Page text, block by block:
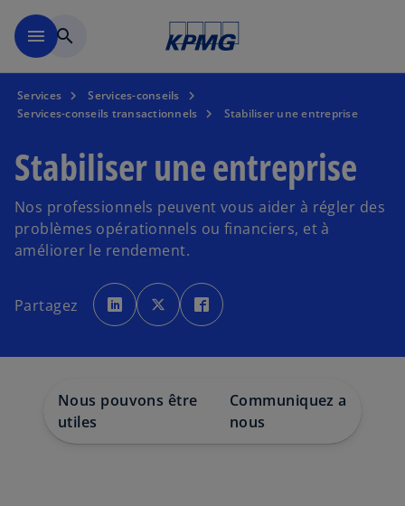
menu search
Services
Services-conseils
Services-conseils transactionnels
Stabiliser une entreprise
Stabiliser une entreprise
Nos professionnels peuvent vous aider à régler des
problèmes opérationnels ou financiers, et à
améliorer le rendement.
Partagez ’
o
u
s
u
u
’
o
u
s
u
u
’
o
u
Nous pouvons être
utiles
Communiquez avec
nous